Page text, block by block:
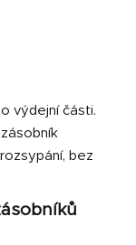
výdejní části.
bez